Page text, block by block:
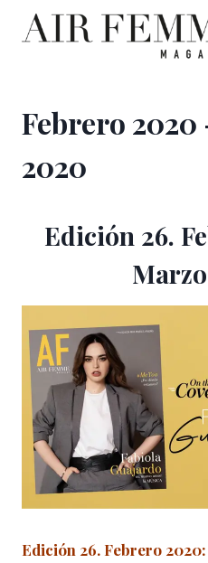
Saltar
Febrero 2020
2020
Edición 26.
Edición 26. Febrero 2020